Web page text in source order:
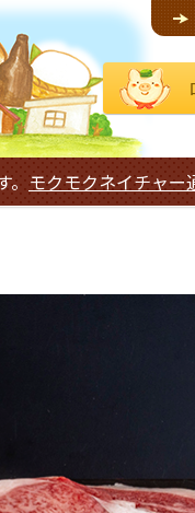
モクモクネイチャ